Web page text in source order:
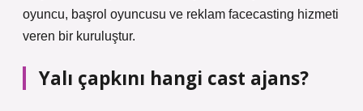
oyuncu, başrol oyuncusu ve reklam facecasting hizmeti
veren bir kuruluştur.
Yalı çapkını hangi cast ajans?